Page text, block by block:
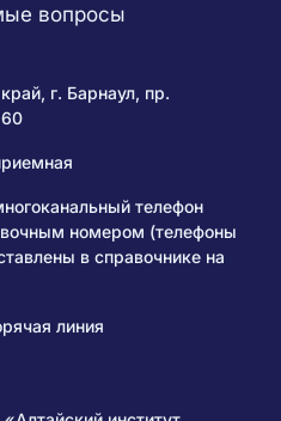
вопросы
г. Барнаул, пр.
телефон
номером (телефоны
в справочнике на
линия